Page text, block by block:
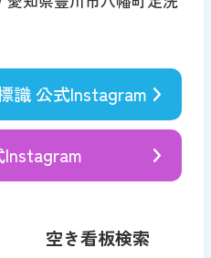
識 公式Instagram
空き看板検索